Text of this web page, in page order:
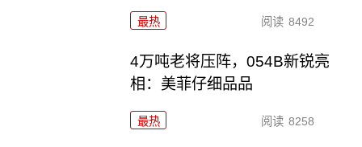
最热 阅读 8492
4万吨老将压阵，054B新锐亮
相：美菲仔细品品
最热 阅读 8258